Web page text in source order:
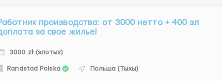
производства: от 3000 нетто + 400 зл
за свое жилье!
3000 zł (злотых)
Randstad Polska Польша (Тыхы)